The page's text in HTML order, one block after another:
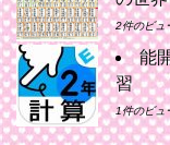
2件のビュ
能
習
1件のビュ